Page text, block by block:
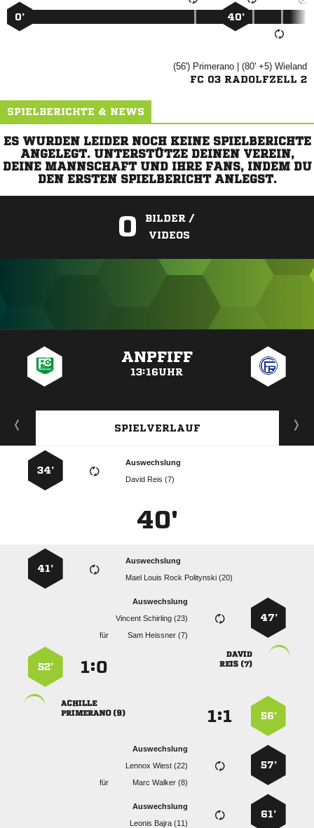
0’ 40’
(56')  | (80' +5) 
FC 03 RADOLFZELL 2
SPIELBERICHTE & NEWS
ES WURDEN LEIDER NOCH KEINE SPIELBERICHTE
ANGELEGT. UNTERSTÜTZE DEINEN VEREIN,
DEINE MANNSCHAFT UND IHRE FANS, INDEM DU
DEN ERSTEN SPIELBERICHT ANLEGST.
0
BILDER /
VIDEOS
ANPFIFF
13:16UHR
SPIELVERLAUF
Auswechslung
  
34’
40'
Auswechslung
    
41’
47’
Auswechslung
  
für
  

 
:
52’
56’
:

 
57’
Auswechslung
  
für
  
61’
Auswechslung
  